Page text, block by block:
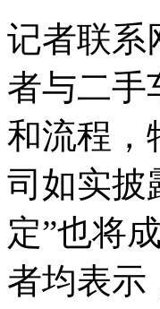
记者联系
者与二手
和流程，
司如实披
定”也将
者均表示